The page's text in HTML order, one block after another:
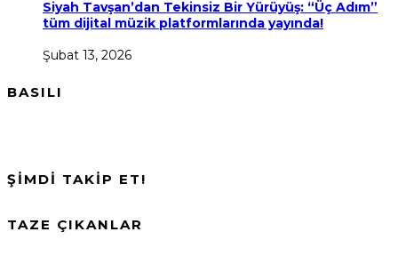
Siyah Tavşan’dan Tekinsiz Bir Yürüyüş: “Üç Adım”
tüm dijital müzik platformlarında yayında!
Şubat 13, 2026
BASILI
ŞİMDİ TAKİP ET!
TAZE ÇIKANLAR